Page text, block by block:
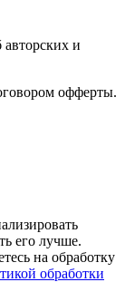
и
офферты.
его лучше.
на обработку
обработки